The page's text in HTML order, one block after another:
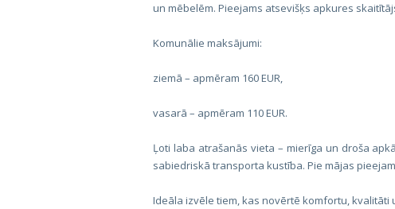
un mēbelēm. Pieejams atsevišķs apkures
Komunālie maksājumi:
ziemā – apmēram 160 EUR,
vasarā – apmēram 110 EUR.
Ļoti laba atrašanās vieta – mierīga un droša
sabiedriskā transporta kustība. Pie mājas
Ideāla izvēle tiem, kas novērtē komfortu, kvalitāti